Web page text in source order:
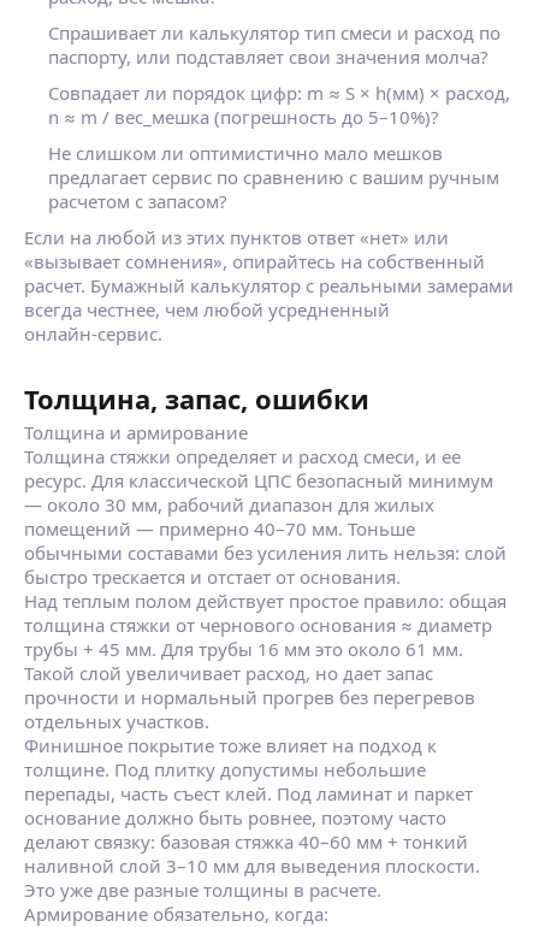
Спрашивает ли калькулятор тип смеси и расход по
паспорту, или подставляет свои значения молча?
Совпадает ли порядок цифр: m ≈ S × h(мм) × расход,
n ≈ m / вес_мешка (погрешность до 5–10%)?
Не слишком ли оптимистично мало мешков
предлагает сервис по сравнению с вашим ручным
расчетом с запасом?
Если на любой из этих пунктов ответ «нет» или
«вызывает сомнения», опирайтесь на собственный
расчет. Бумажный калькулятор с реальными замерами
всегда честнее, чем любой усредненный
онлайн‑сервис.
Толщина, запас, ошибки
Толщина и армирование
Толщина стяжки определяет и расход смеси, и ее
ресурс. Для классической ЦПС безопасный минимум
— около 30 мм, рабочий диапазон для жилых
помещений — примерно 40–70 мм. Тоньше
обычными составами без усиления лить нельзя: слой
быстро трескается и отстает от основания.
Над теплым полом действует простое правило: общая
толщина стяжки от чернового основания ≈ диаметр
трубы + 45 мм. Для трубы 16 мм это около 61 мм.
Такой слой увеличивает расход, но дает запас
прочности и нормальный прогрев без перегревов
отдельных участков.
Финишное покрытие тоже влияет на подход к
толщине. Под плитку допустимы небольшие
перепады, часть съест клей. Под ламинат и паркет
основание должно быть ровнее, поэтому часто
делают связку: базовая стяжка 40–60 мм + тонкий
наливной слой 3–10 мм для выведения плоскости.
Это уже две разные толщины в расчете.
Армирование обязательно, когда: